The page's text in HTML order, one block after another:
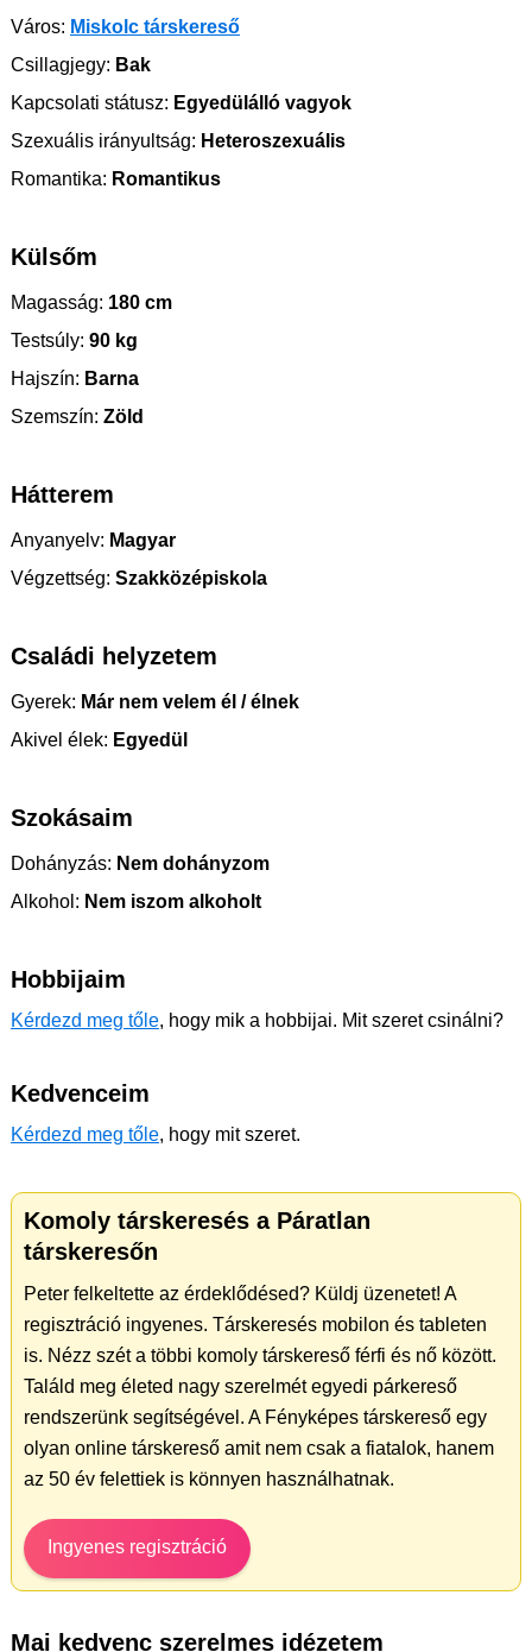
Város: Miskolc társkereső
Csillagjegy: Bak
Kapcsolati státusz: Egyedülálló vagyok
Szexuális irányultság: Heteroszexuális
Romantika: Romantikus
Külsőm
Magasság: 180 cm
Testsúly: 90 kg
Hajszín: Barna
Szemszín: Zöld
Hátterem
Anyanyelv: Magyar
Végzettség: Szakközépiskola
Családi helyzetem
Gyerek: Már nem velem él / élnek
Akivel élek: Egyedül
Szokásaim
Dohányzás: Nem dohányzom
Alkohol: Nem iszom alkoholt
Hobbijaim
Kérdezd meg tőle, hogy mik a hobbijai. Mit szeret csinálni?
Kedvenceim
Kérdezd meg tőle, hogy mit szeret.
Komoly társkeresés a Páratlan
társkeresőn
Peter felkeltette az érdeklődésed? Küldj üzenetet! A
regisztráció ingyenes. Társkeresés mobilon és tableten
is. Nézz szét a többi komoly társkereső férfi és nő között.
Találd meg életed nagy szerelmét egyedi párkereső
rendszerünk segítségével. A Fényképes társkereső egy
olyan online társkereső amit nem csak a fiatalok, hanem
az 50 év felettiek is könnyen használhatnak.
Ingyenes regisztráció
Mai kedvenc szerelmes idézetem